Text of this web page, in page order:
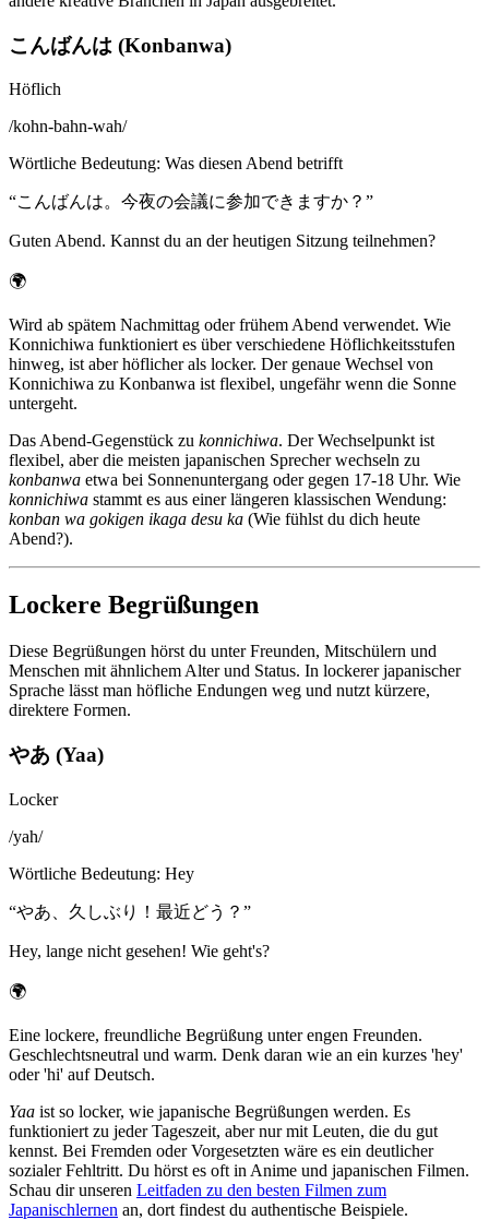
こんばんは (Konbanwa)
Höflich
/kohn-bahn-wah/
Wörtliche Bedeutung: Was diesen Abend betrifft
“こんばんは。今夜の会議に参加できますか？ ”
Guten Abend. Kannst du an der heutigen Sitzung teilnehmen?
🌍
Wird ab spätem Nachmittag oder frühem Abend verwendet. Wie
Konnichiwa funktioniert es über verschiedene Höflichkeitsstufen
hinweg, ist aber höflicher als locker. Der genaue Wechsel von
Konnichiwa zu Konbanwa ist flexibel, ungefähr wenn die Sonne
untergeht.
Das Abend-Gegenstück zu konnichiwa. Der Wechselpunkt ist
flexibel, aber die meisten japanischen Sprecher wechseln zu
konbanwa etwa bei Sonnenuntergang oder gegen 17-18 Uhr. Wie
konnichiwa stammt es aus einer längeren klassischen Wendung:
konban wa gokigen ikaga desu ka (Wie fühlst du dich heute
Abend?).
Lockere Begrüßungen
Diese Begrüßungen hörst du unter Freunden, Mitschülern und
Menschen mit ähnlichem Alter und Status. In lockerer japanischer
Sprache lässt man höfliche Endungen weg und nutzt kürzere,
direktere Formen.
やあ (Yaa)
Locker
/yah/
Wörtliche Bedeutung: Hey
“やあ、久しぶり！最近どう？ ”
Hey, lange nicht gesehen! Wie geht's?
🌍
Eine lockere, freundliche Begrüßung unter engen Freunden.
Geschlechtsneutral und warm. Denk daran wie an ein kurzes 'hey'
oder 'hi' auf Deutsch.
Yaa ist so locker, wie japanische Begrüßungen werden. Es
funktioniert zu jeder Tageszeit, aber nur mit Leuten, die du gut
kennst. Bei Fremden oder Vorgesetzten wäre es ein deutlicher
sozialer Fehltritt. Du hörst es oft in Anime und japanischen Filmen.
Schau dir unseren Leitfaden zu den besten Filmen zum
Japanischlernen an, dort findest du authentische Beispiele.